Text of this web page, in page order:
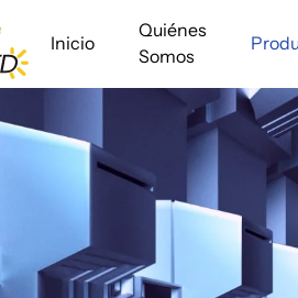
Inicio
Quiénes
Somos